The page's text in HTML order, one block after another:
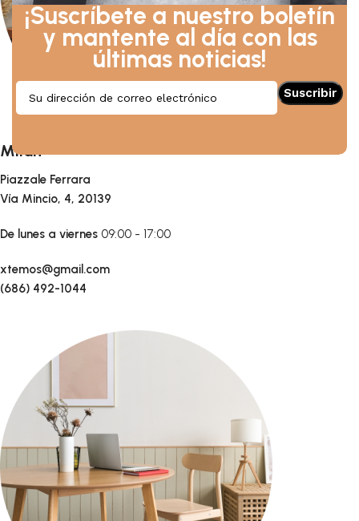
¡Suscríbete a nuestro boletín
y mantente al día con las
últimas noticias!
Milán
Piazzale Ferrara
Vía Mincio, 4, 20139
De lunes a viernes 09:00 - 17:00
xtemos@gmail.com
(686) 492-1044